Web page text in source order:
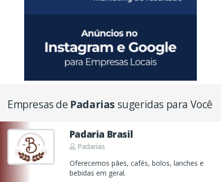
Empresas de Padarias sugeridas para Você
Padaria Brasil
Padarias
Oferecemos pães, cafés, bolos, lanches e
bebidas em geral.